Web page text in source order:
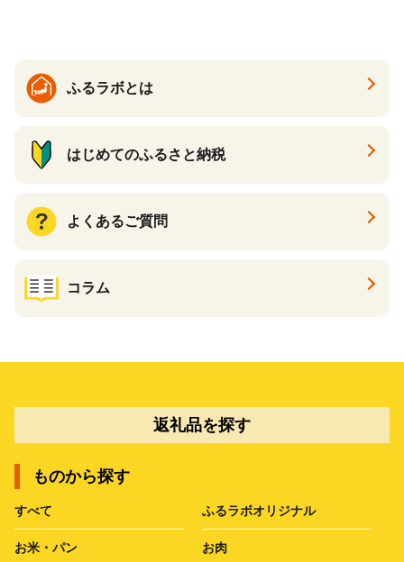
ふるラボとは
はじめてのふるさと納税
よくあるご質問
コラム
返礼品を探す
ものから探す
すべて ふるラボオリジナル
お米・パン お肉